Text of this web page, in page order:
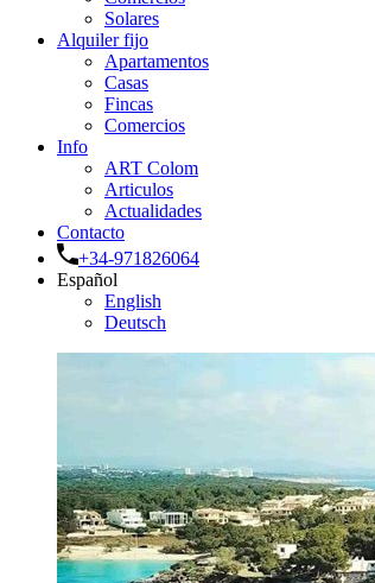
Solares
Alquiler fijo
Apartamentos
Casas
Fincas
Comercios
Info
ART Colom
Articulos
Actualidades
Contacto
+34-971826064
Español
English
Deutsch